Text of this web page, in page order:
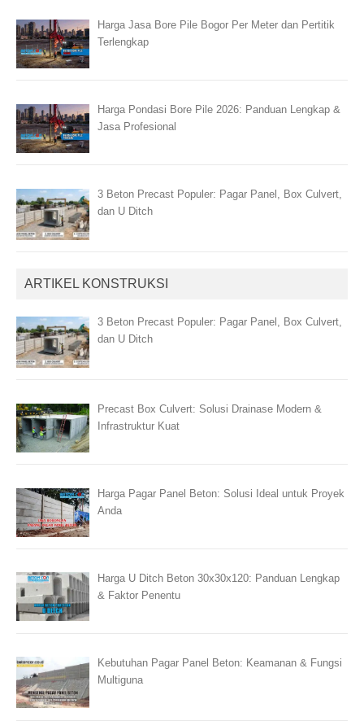
Harga Jasa Bore Pile Bogor Per Meter dan Pertitik
Terlengkap
Harga Pondasi Bore Pile 2026: Panduan Lengkap &
Jasa Profesional
3 Beton Precast Populer: Pagar Panel, Box Culvert,
dan U Ditch
ARTIKEL KONSTRUKSI
3 Beton Precast Populer: Pagar Panel, Box Culvert,
dan U Ditch
Precast Box Culvert: Solusi Drainase Modern &
Infrastruktur Kuat
Harga Pagar Panel Beton: Solusi Ideal untuk Proyek
Anda
Harga U Ditch Beton 30x30x120: Panduan Lengkap
& Faktor Penentu
Kebutuhan Pagar Panel Beton: Keamanan & Fungsi
Multiguna